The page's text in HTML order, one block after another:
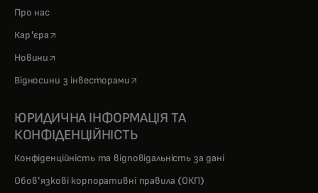
Про нас
Кар'єра opens in a new tab
Новини opens in a new tab
Відносини з інвесторамиopens in a new tab
ЮРИДИЧНА ІНФОРМАЦІЯ ТА
КОНФІДЕНЦІЙНІСТЬ
Конфіденційність та відповідальність за дані
Обов'язкові корпоративні правила (ОКП)